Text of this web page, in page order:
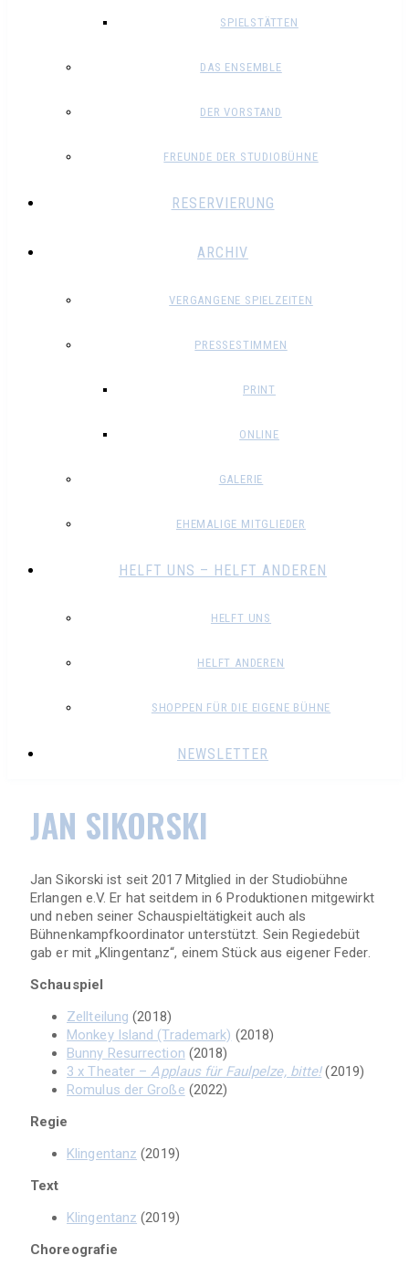
SPIELSTÄTTEN
DAS ENSEMBLE
DER VORSTAND
FREUNDE DER STUDIOBÜHNE
RESERVIERUNG
ARCHIV
VERGANGENE SPIELZEITEN
PRESSESTIMMEN
PRINT
ONLINE
GALERIE
EHEMALIGE MITGLIEDER
HELFT UNS – HELFT ANDEREN
HELFT UNS
HELFT ANDEREN
SHOPPEN FÜR DIE EIGENE BÜHNE
NEWSLETTER
JAN SIKORSKI
Jan Sikorski ist seit 2017 Mitglied in der Studiobühne
Erlangen e.V. Er hat seitdem in 6 Produktionen mitgewirkt
und neben seiner Schauspieltätigkeit auch als
Bühnenkampfkoordinator unterstützt. Sein Regiedebüt
gab er mit „Klingentanz“, einem Stück aus eigener Feder.
Schauspiel
Zellteilung (2018)
Monkey Island (Trademark) (2018)
Bunny Resurrection (2018)
3 x Theater –Applaus für Faulpelze, bitte!(2019)
Romulus der Große (2022)
Regie
Klingentanz (2019)
Text
Klingentanz (2019)
Choreografie